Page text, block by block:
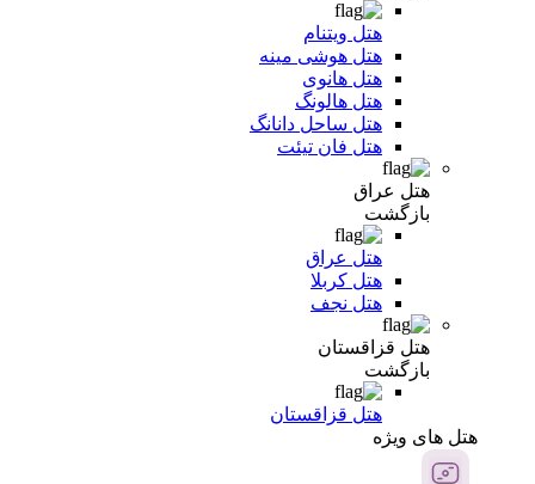
هتل ویتنام
هتل هوشی مینه
هتل هانوی
هتل هالونگ
هتل ساحل دانانگ
هتل فان تیئت
هتل عراق
بازگشت
هتل عراق
هتل کربلا
هتل نجف
هتل قزاقستان
بازگشت
هتل قزاقستان
هتل های ویژه